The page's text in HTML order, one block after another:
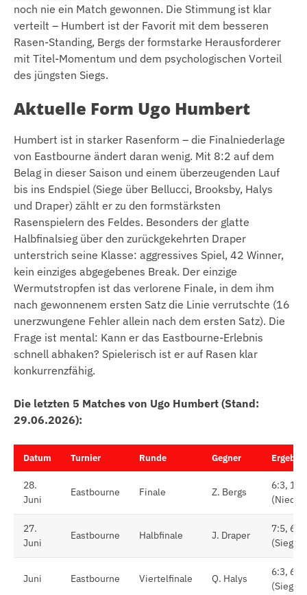
noch nie ein Match gewonnen. Die Stimmung ist klar
verteilt – Humbert ist der Favorit mit dem besseren
Rasen-Standing, Bergs der formstarke Herausforderer
mit Titel-Momentum und dem psychologischen Vorteil
des jüngsten Siegs.
Aktuelle Form Ugo Humbert
Humbert ist in starker Rasenform – die Finalniederlage
von Eastbourne ändert daran wenig. Mit 8:2 auf dem
Belag in dieser Saison und einem überzeugenden Lauf
bis ins Endspiel (Siege über Bellucci, Brooksby, Halys
und Draper) zählt er zu den formstärksten
Rasenspielern des Feldes. Besonders der glatte
Halbfinalsieg über den zurückgekehrten Draper
unterstrich seine Klasse: aggressives Spiel, 42 Winner,
kein einziges abgegebenes Break. Der einzige
Wermutstropfen ist das verlorene Finale, in dem ihm
nach gewonnenem ersten Satz die Linie verrutschte (16
unerzwungene Fehler allein nach dem ersten Satz). Die
Frage ist mental: Kann er das Eastbourne-Erlebnis
schnell abhaken? Spielerisch ist er auf Rasen klar
konkurrenzfähig.
Die letzten 5 Matches von Ugo Humbert (Stand:
29.06.2026):
Datum Turnier Runde Gegner
28.
Juni
Eastbourne Finale Z. Bergs
6:3,
27.
Juni
Eastbourne Halbfinale J. Draper
7:5, 6:3
(Sieg)
Juni Eastbourne Viertelfinale Q. Halys
6:3, 6:4
(Sieg)